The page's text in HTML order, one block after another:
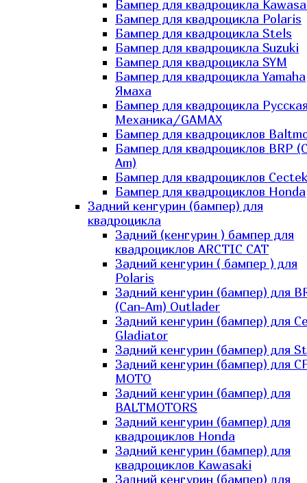
Бампер для квадроцикла
Бампер для квадроцикла Polaris
Бампер для квадроцикла Stels
Бампер для квадроцикла Suzuki
Бампер для квадроцикла SYM
Бампер для квадроцикла Yamaha
Ямаха
Бампер для квадроцикла
Механика/GAMAX
Бампер для квадроциклов
Бампер для квадроциклов BRP
Am)
Бампер для квадроциклов Cectek
Бампер для квадроциклов Honda
Задний кенгурин (бампер) для
квадроцикла
Задний (кенгурин ) бампер для
квадроциклов ARCTIC CAT
Задний кенгурин ( бампер ) для
Polaris
Задний кенгурин (бампер) для
(Can-Am) Outlader
Задний кенгурин (бампер) для
Gladiator
Задний кенгурин (бампер) для
Задний кенгурин (бампер) для
MOTO
Задний кенгурин (бампер) для
BALTMOTORS
Задний кенгурин (бампер) для
квадроциклов Honda
Задний кенгурин (бампер) для
квадроциклов Kawasaki
Задний кенгурин (бампер) для